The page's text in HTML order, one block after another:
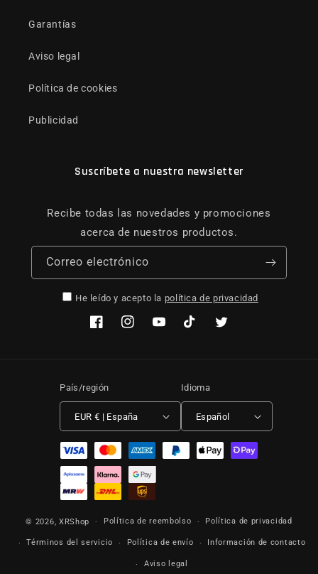
Garantías
Aviso legal
Política de cookies
Publicidad
Suscríbete a nuestra newsletter
Recibe todas las novedades y promociones
acerca de nuestros productos.
Correo electrónico
He leído y acepto la política de privacidad
FacebookInstagramYouTubeTikTok Twitter
País/región
EUR € | España
Idioma
Español
Formas de pago
© 2026, XRShop Política de reembolso Política de privacidad
Términos del servicio Política de envío Información de contacto
Aviso legal